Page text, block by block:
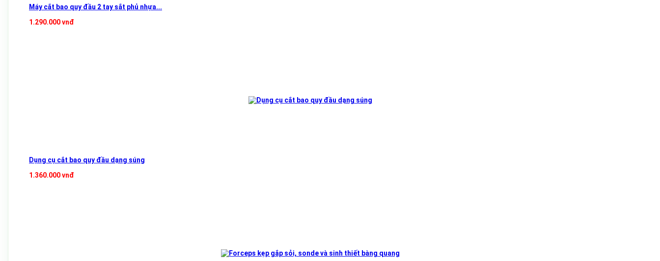
Máy cắt bao quy đầu 2 tay sắt phủ nhựa...
1.290.000 vnđ
Dụng cụ cắt bao quy đầu dạng súng
1.360.000 vnđ